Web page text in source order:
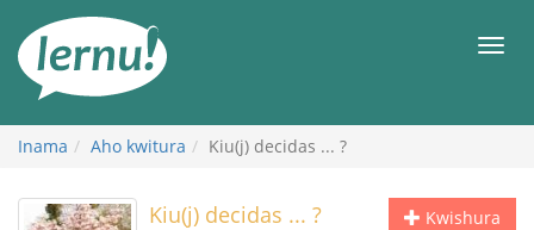
rupapuro
rw'ibirimwo
Inama Aho kwitura Kiu(j) decidas ... ?
Kwishura
Kiu(j) decidas ... ?